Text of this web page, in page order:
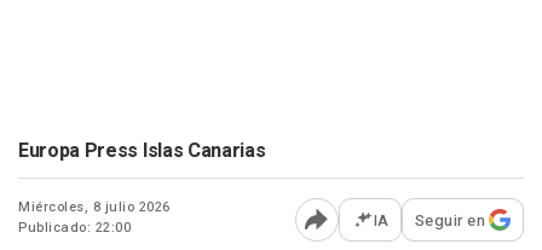
Europa Press Islas Canarias
Miércoles, 8 julio 2026
Publicado: 22:00
Abrir opciones para
IA Seguir en